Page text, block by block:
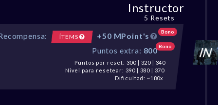
Instructor
5 Resets
ÍTEMS +50 MPoint's Bono
Puntos extra: 800Bono
Puntos por reset: 300 | 320 | 340
Nivel para resetear: 390 | 380 | 370
Dificultad: ~180x